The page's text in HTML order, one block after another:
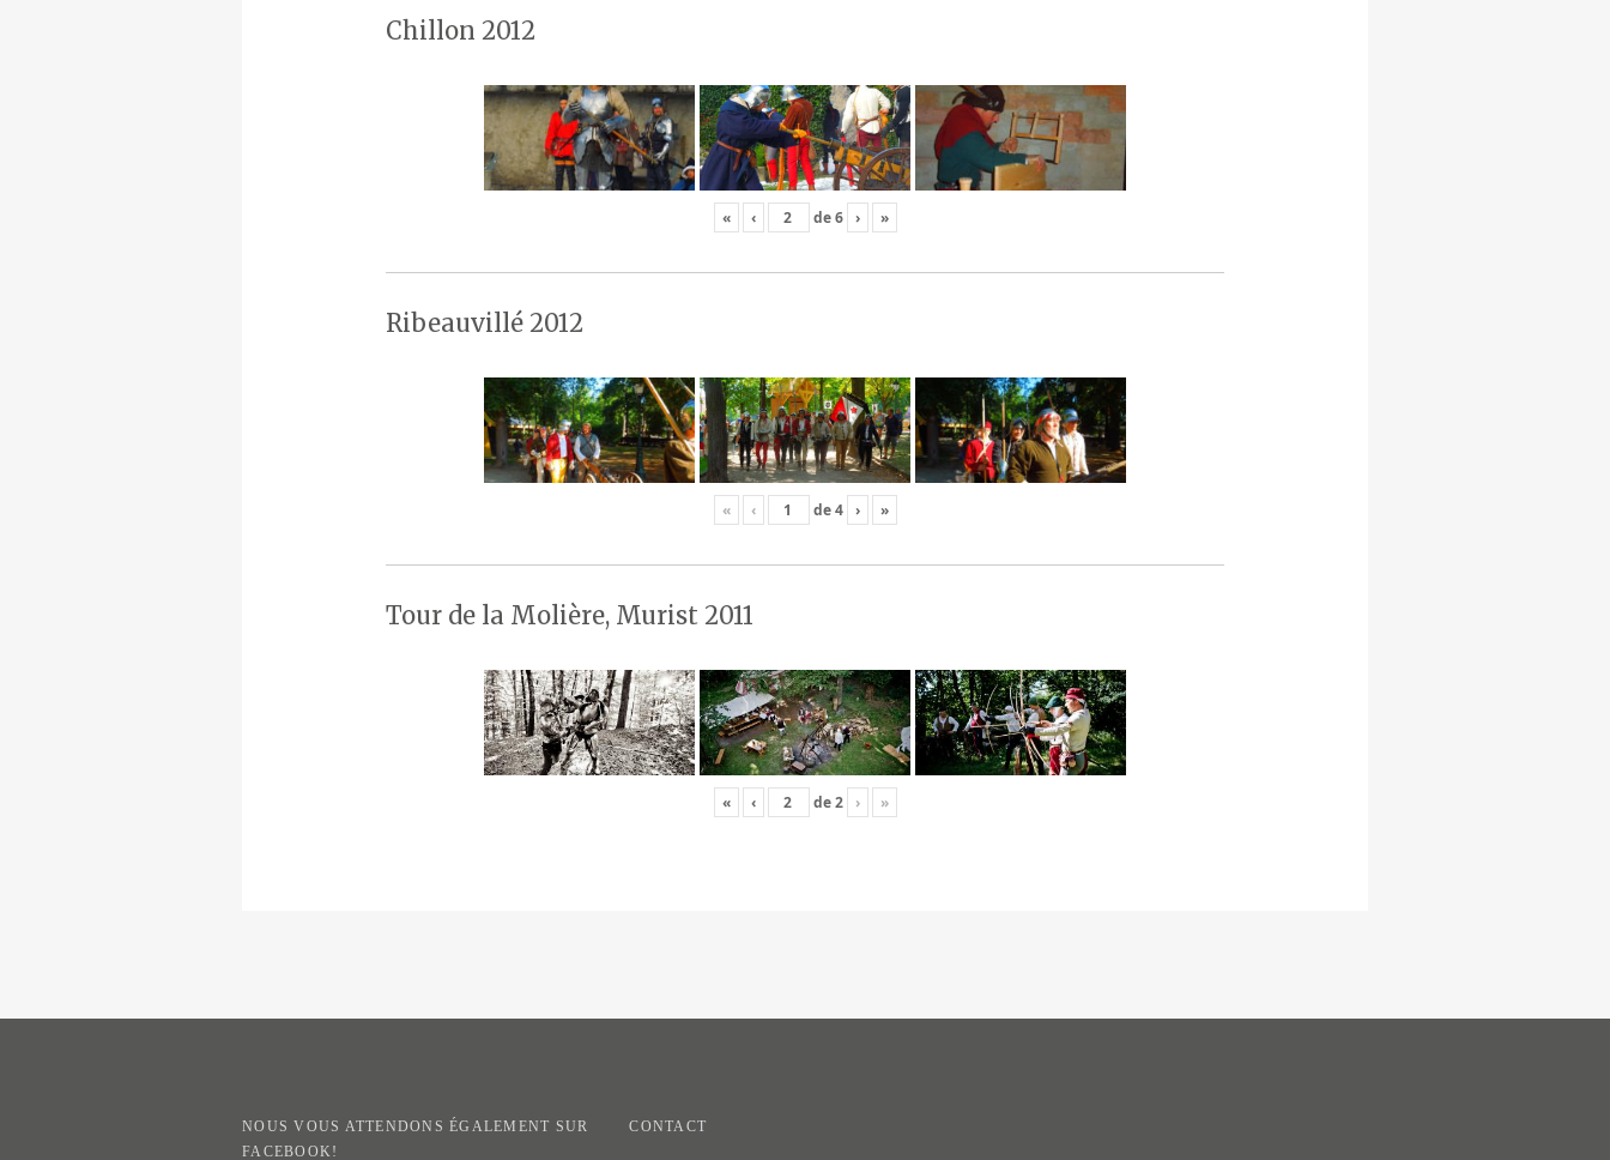
Chillon 2012
« ‹ de6 › »
Ribeauvillé 2012
« ‹ de4 › »
Tour de la Molière, Murist 2011
« ‹ de2 › »
NOUS VOUS ATTENDONS ÉGALEMENT SUR
FACEBOOK!
CONTACT